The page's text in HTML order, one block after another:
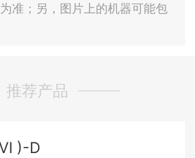
准；另，图片上的机器可能包
推荐产品
)-D